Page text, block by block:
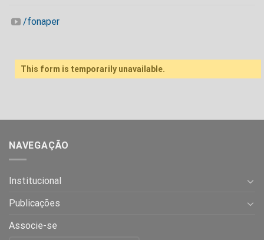
/fonaper
This form is temporarily unavailable.
NAVEGAÇÃO
Institucional
Publicações
Associe-se